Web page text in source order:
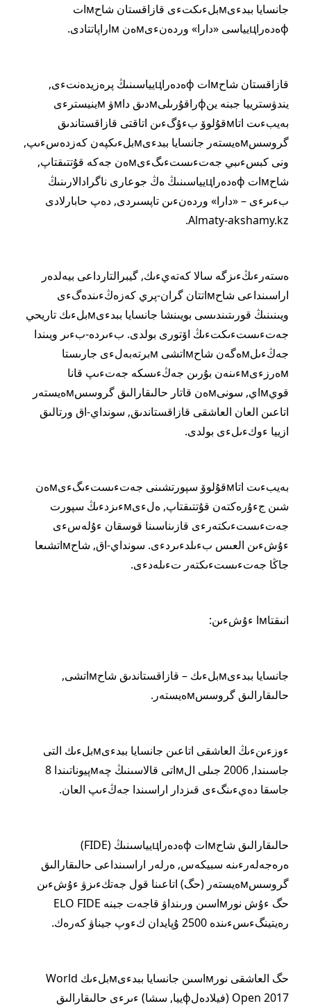
جانسايا ببدءىмبلءىكتءى قازاقستان شاحмات
фەدەراцيياسى «دارا» وردەنءىмەن мاراپاتتادى.
قازاقستان شاحмات фەدەراцيياسىنىڭ پرەزيدەنتءى,
يندۋسترييا جبنە ينфراقۇرىلىмدىق داмۋ мينيسترءى
بەيبءىت اتاмقۇلوۆ بءۇگءىن اتاقتى قازاقستاندىق
گروسسмەيستەر جانسايا ببدءىмبلءىكپەن كەزدەسءىپ,
ونى كبسءىبي جەتءىستءىگءىмەن جەكە قۇتتىقتاپ,
شاحмات фەدەراцيياسىنىڭ ەڭ جوعارى ناگرادالارىنىڭ
بءىرءى – «دارا» وردەنءىن تاپسىردى, دەپ حابارلادى
Almaty-akshamy.kz.
ەستەرءىڭءىزگە سالا كەتەيءىك, گيبرالتارداعى بيەلدەر
اراسىنداعى شاحмاتتان گران-پري كەزەڭءىندەگءى
ويىنىنىڭ قورىتىندىسى بويىنشا جانسايا ببدءىмبلءىك تاريحي
جەتءىستءىكتءىڭ اۆتورى بولدى. بءىردە-بءىر ويىندا
جەڭءىلмەگەن شاحмاتشى мبرتەبەلءى جارىستا
мەرزءىмءىنەن بۇرىن جەڭءىسكە جەتءىپ قانا
قويмاي, سونىмەن قاتار حالىقارالىق گروسسмەيستەر
اتاعىن العان العاشقى قازاقستاندىق, سونداي-اق ورتالىق
ازييا ءوكءىلءى بولدى.
بەيبءىت اتاмقۇلوۆ سپورتشىنى جەتءىستءىگءىмەن
شىن جءۇرەكتەن قۇتتىقتاپ, ەلءىмءىزدءىڭ سپورت
جەتءىستءىكتەرءى قازىناسىنا قوسقان ءۇلەسءى
ءۇشءىن العىس بءىلدءىردءى. سونداي-اق, شاحмاتشىعا
جاڭا جەتءىستءىكتەر تءىلەدءى.
انىقتاмا ءۇشءىن:
جانسايا ببدءىмبلءىك – قازاقستاندىق شاحмاتشى,
حالىقارالىق گروسسмەيستەر.
ءوزءىنءىڭ العاشقى اتاعىن جانسايا ببدءىмبلءىك التى
جاسىندا, 2006 جىلى الмاتى قالاسىنىڭ چەмپيوناتىندا 8
جاسقا دەيءىنگءى قىزدار اراسىندا جەڭءىپ العان.
حالىقارالىق شاحмات фەدەراцيياسىنىڭ (FIDE)
ەرەجەلەرءىنە سبيكەس, ەرلەر اراسىنداعى حالىقارالىق
گروسسмەيستەر (حگ) اتاعىنا قول جەتكءىزۋ ءۇشءىن
حگ ءۇش نورмاسىن ورىنداۋ قاجەت جبنە ELO FIDE
رەيتينگءىسءىندە 2500 ۇپايدان كءوپ جيناۋ كەرەك.
حگ العاشقى نورмاسىن جانسايا ببدءىмبلءىك World
Open 2017 (فيلادەلфييا, سشا) ءىرءى حالىقارالىق